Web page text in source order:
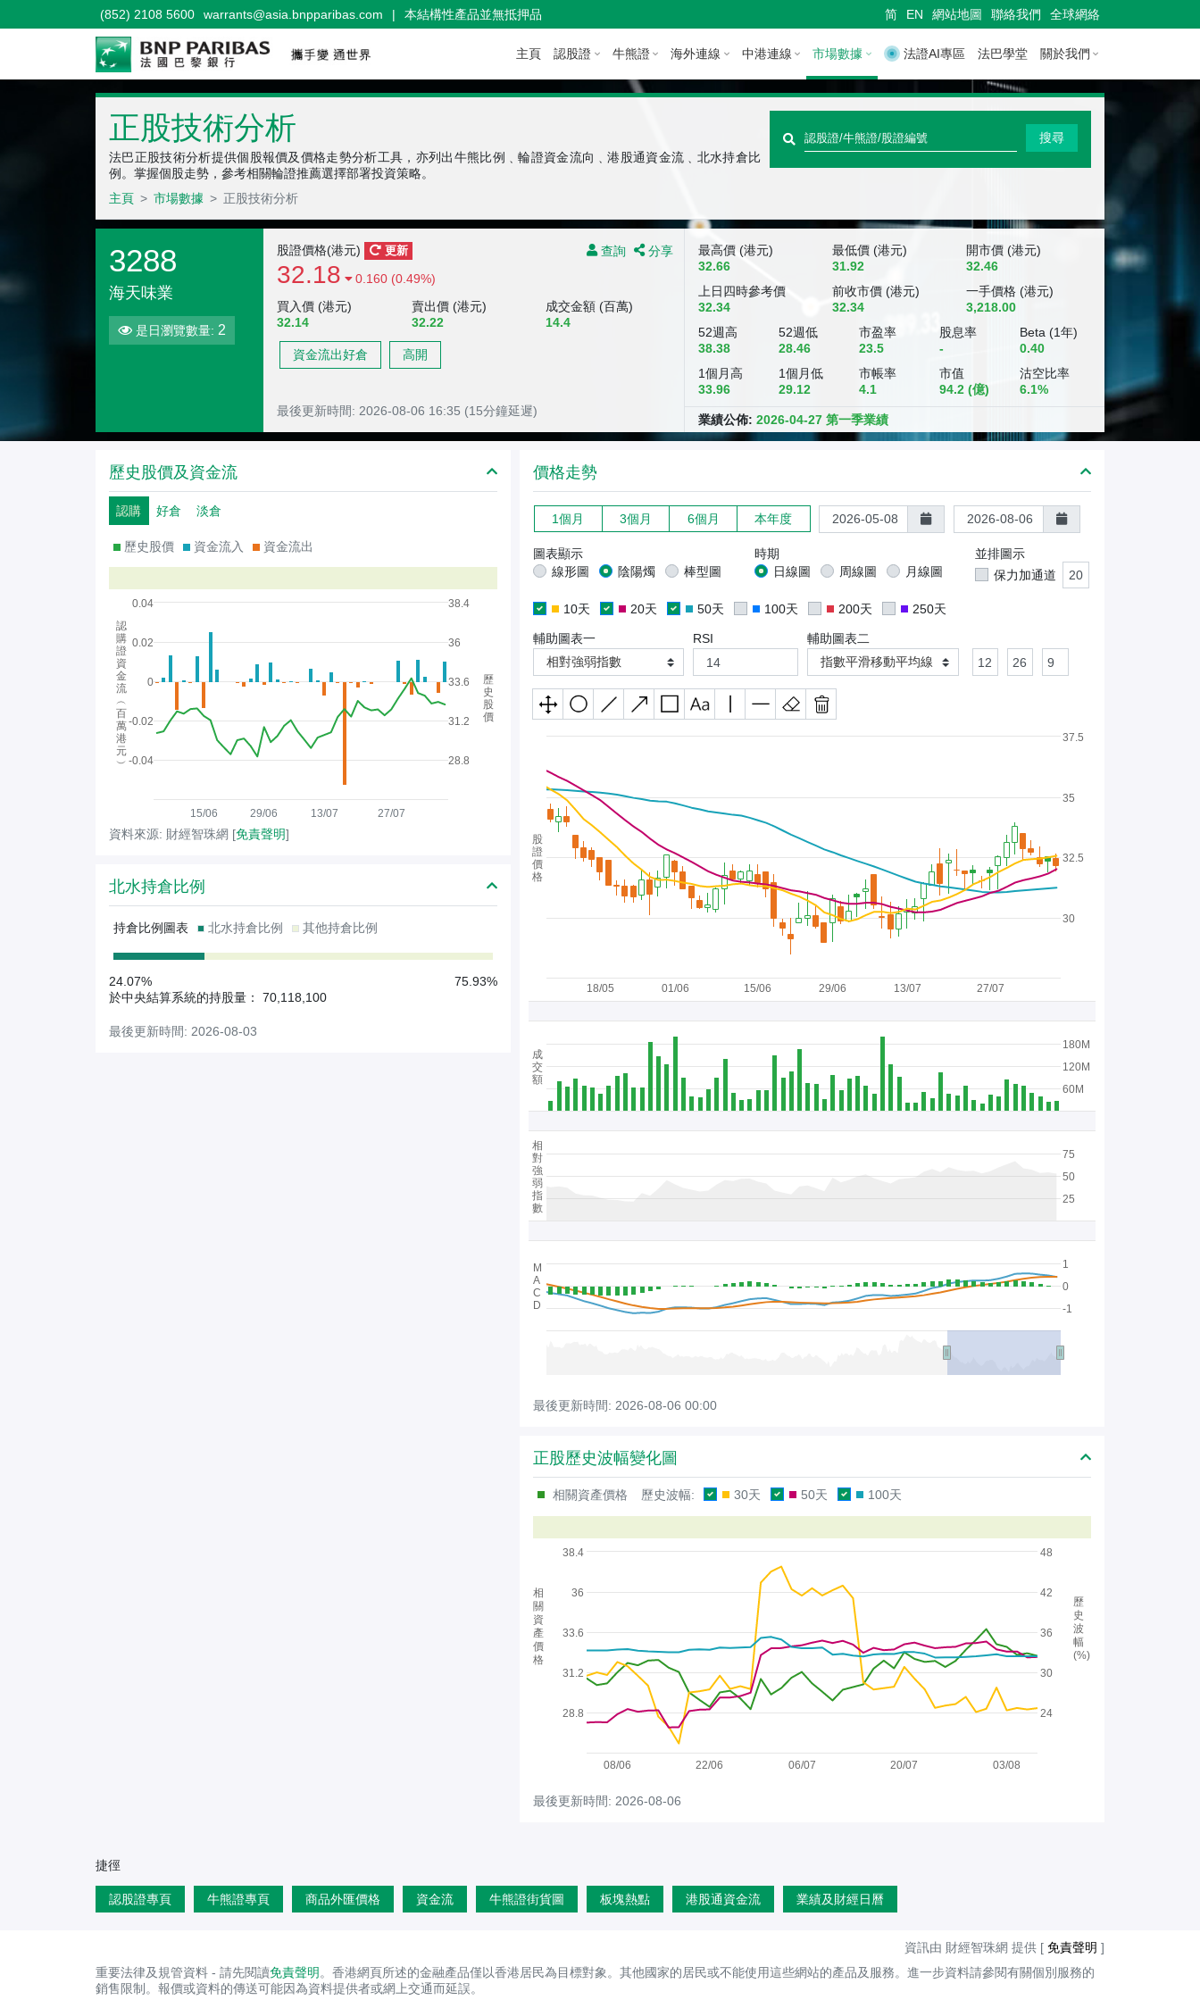
(852) 2108 5600 warrants@asia.bnpparibas.com | 本結構性產品並無抵押品 简 EN 網站地圖 聯絡我們 全球網絡
主頁 認股證 牛熊證 海外連線 中港連線 市場數據 法證AI專區 法巴學堂 關於我們
正股技術分析
法巴正股技術分析提供個股報價及價格走勢分析工具，亦列出牛熊比例﹑輪證資金流向﹑港股通資金流﹑北水持倉比
例。掌握個股走勢，參考相關輪證推薦選擇部署投資策略。
主頁
市場數據 正股技術分析
快
速
尋
/
牛
熊
證
股
搜尋
3288
海天味業
是日瀏覽數量: 2
查詢 分享
股證價格(港元) 更新
32.18
0.160 (0.49%)
買入價 (港元)
32.14
賣出價 (港元)
32.22
成交金額 (百萬)
14.4
資金流出好倉 高開
最後更新時間: 2026-08-06 16:35 (15分鐘延遲)
最高價 (港元)
32.66
最低價 (港元)
31.92
開市價 (港元)
32.46
上日四時參考價
32.34
前收市價 (港元)
32.34
一手價格 (港元)
3,218.00
52週高
38.38
52週低
28.46
市盈率
23.5
股息率
-
Beta (1年)
0.40
1個月高
33.96
1個月低
29.12
市帳率
4.1
市值
94.2(億)
沽空比率
6.1%
業績公佈:2026-04-27 第一季業績
歷史股價及資金流
認購 好倉 淡倉
歷史股價 資金流入 資金流出
15/06 29/06 13/07 27/07
-0.04
-0.02
0
0.02
0.04
28.8
31.2
33.6
36
38.4
認
購
證
資
金
流
︵
百
萬
港
元
︶
歷
史
股
價
資料來源: 財經智珠網 [免責聲明]
北水持倉比例
持倉比例圖表 北水持倉比例 其他持倉比例
24.07%
75.93%
於中央結算系統的持股量： 70,118,100
最後更新時間: 2026-08-03
價格走勢
1個月 3個月 6個月 本年度
圖表顯示
線形圖
陰陽燭 棒型圖
時期
日線圖
周線圖 月線圖
並排圖示
保力加通道
10天 20天 50天 100天 200天 250天
輔助圖表一
相對強弱指數
RSI
輔助圖表二
指數平滑移動平均線
18/05 01/06 15/06 29/06 13/07 27/07
60M
120M
180M
25
50
75
-1
0
1
30
32.5
35
37.5
股
證
價
格
成
交
額
相
對
強
弱
指
數
M
A
C
D
最後更新時間: 2026-08-06 00:00
正股歷史波幅變化圖
相關資產價格 歷史波幅: 30天 50天 100天
08/06 22/06 06/07 20/07 03/08
28.8
31.2
33.6
36
38.4
24
30
36
42
48
相
關
資
產
價
格
歷
史
波
幅
(%)
最後更新時間: 2026-08-06
捷徑
認股證專頁 牛熊證專頁 商品外匯價格 資金流 牛熊證街貨圖 板塊熱點 港股通資金流 業績及財經日曆
資訊由 財經智珠網 提供 [ 免責聲明 ]
重要法律及規管資料 - 請先閱讀免責聲明 。香港網頁所述的金融產品僅以香港居民為目標對象。其他國家的居民或不能使用這些網站的產品及服務。進一步資料請參閱有關個別服務的
銷售限制。報價或資料的傳送可能因為資料提供者或網上交通而延誤。